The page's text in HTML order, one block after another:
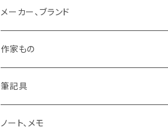
メーカー、ブランド
LAMY
Pelikan
KAWEKO
作家もの
オギハラナミ
Noritake
筆記具
鉛筆まわり
ノート、メモ